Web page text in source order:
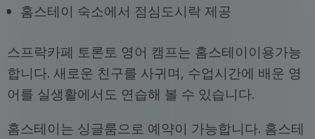
홈스테이 숙소에서 점심도시락 제공
스프락카페 토론토 영어 캠프는 홈스테이이용가능
합니다. 새로운 친구를 사귀며, 수업시간에 배운 영
어를 실생활에서도 연습해 볼 수 있습니다.
홈스테이는 싱글룸으로 예약이 가능합니다. 홈스테